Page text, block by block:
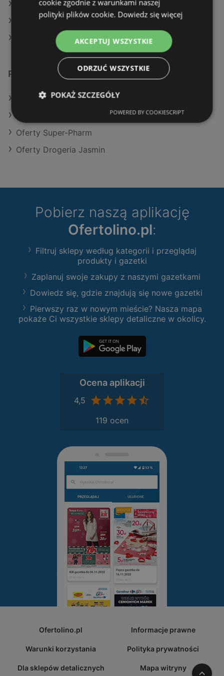
Aktualne gazetki Rossmann
Aktualne gazetki Super-Pharm
Aktualne gazetki Drogeria Jasmin
Podobne sklepy detaliczne
Oferty Rossmann
Oferty Super-Pharm
Oferty Drogeria Jasmin
Pobierz naszą aplikację
Ofertolino.pl:
Filtruj sklepy według kategorii i przeglądaj
produkty i gazetki
Zaplanuj swoje zakupy z naszymi gazetkami
Dowiedz się, gdzie znajdują się nowe gazetki
Pierwszy raz w nowym mieście? Nasza mapa
pokaże Ci wszystkie sklepy detaliczne w okolicy.
Ocena aplikacji
4,5
119 ocen
Ofertolino.pl Informacje prawne
Warunki korzystania Polityka prywatności
Dla sklepów detalicznych Mapa witryny W
cookie zgodnie z warunkami naszej
polityki plików cookie. Dowiedz się więcej
AKCEPTUJ WSZYSTKIE
ODRZUĆ WSZYSTKIE
POKAŻ SZCZEGÓŁY
POWERED BY COOKIESCRIPT